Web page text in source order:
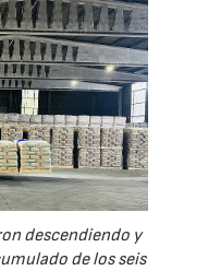
descendiendo y
de los seis